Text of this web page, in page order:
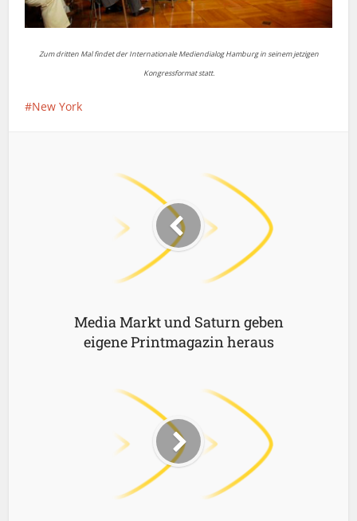
Zum dritten Mal findet der Internationale Mediendialog Hamburg in seinem jetzigen
Kongressformat statt.
New York
Media Markt und Saturn geben
eigene Printmagazin heraus